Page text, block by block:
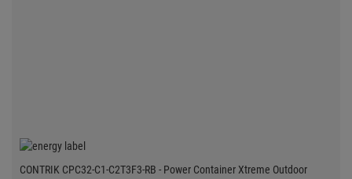
CONTRIK CPC32-C1-C2T3F3-RB - Power Container Xtreme Outdoor